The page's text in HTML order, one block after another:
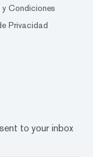
y Condiciones
Privacidad
to your inbox